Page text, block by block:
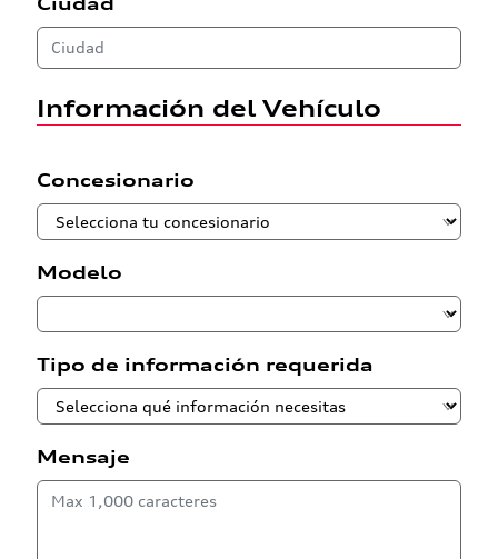
Información del Vehículo
Concesionario
Modelo
Tipo de información requerida
Mensaje